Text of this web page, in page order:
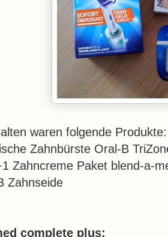
waren folgende Produkte:
Zahnbürste Oral-B
Zahncreme Paket blend-a-
Zahnseide
complete plus: